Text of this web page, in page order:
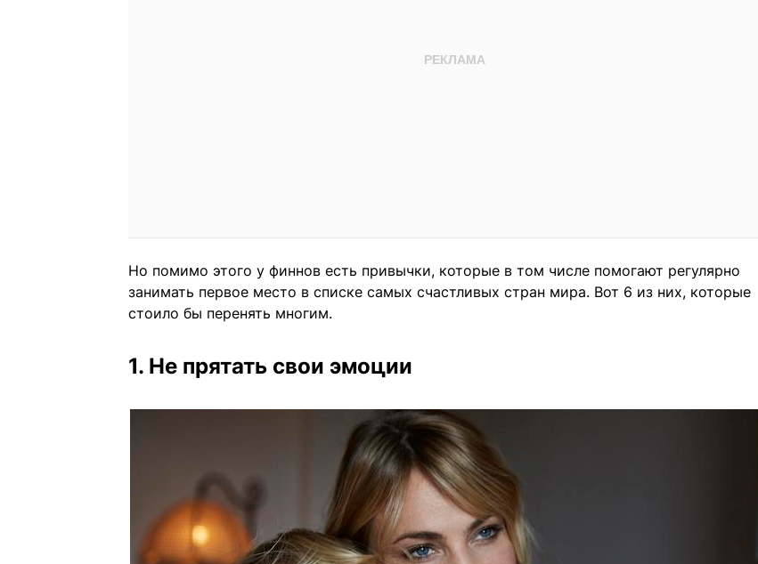
Но помимо этого у финнов есть привычки, которые в том числе помогают регулярно
занимать первое место в списке самых счастливых стран мира. Вот 6 из них, которые
стоило бы перенять многим.
1. Не прятать свои эмоции